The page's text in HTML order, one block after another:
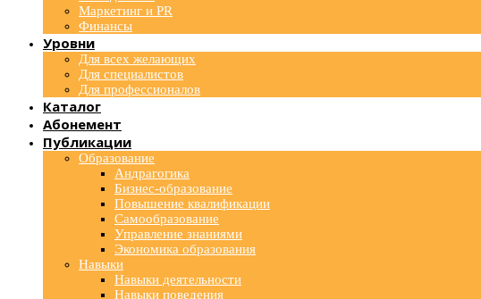
Маркетинг и PR
Финансы
Уровни
Для всех желающих
Для специалистов
Для профессионалов
Каталог
Абонемент
Публикации
Образование
Андрагогика
Бизнес-образование
Повышение квалификации
Самообразование
Управление знаниями
Экономика образования
Навыки
Навыки деятельности
Навыки поведения